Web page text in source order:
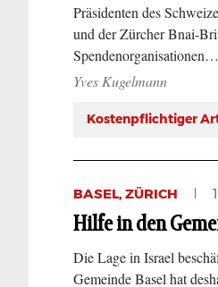
Präsidenten des
und der Zürcher Bnai-
Spendenorganisationen…
Yves Kugelmann
Kostenpflichtiger
BASEL, ZÜRICH
Hilfe in den
Die Lage in Israel
Gemeinde Basel hat